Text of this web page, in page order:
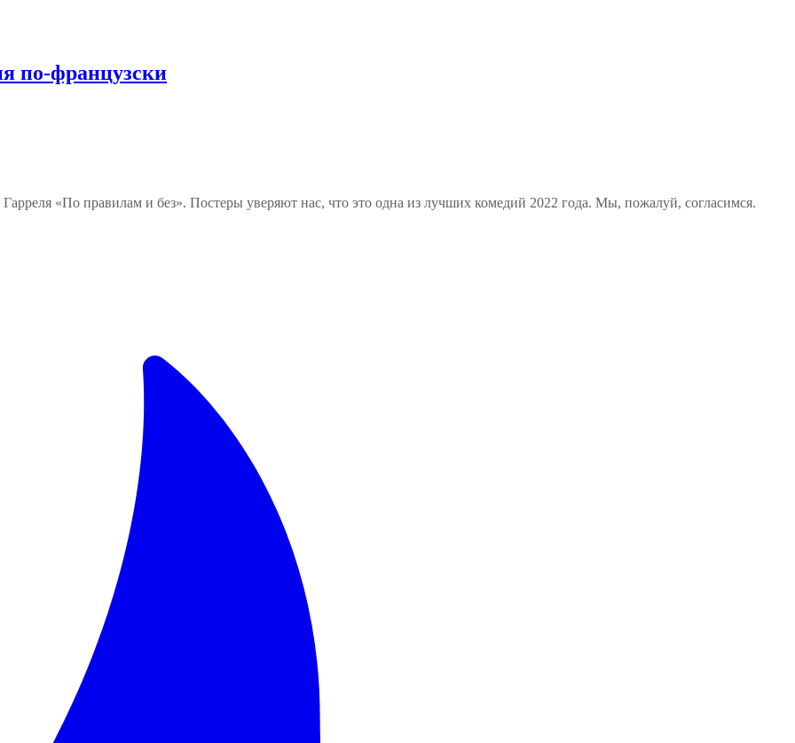
по-французски
«По правилам и без». Постеры уверяют нас, что это одна из лучших комедий 2022 года. Мы, пожалуй, согласимся.